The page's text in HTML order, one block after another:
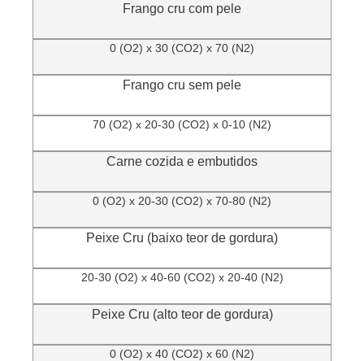
Frango cru com pele
0 (O2) x 30 (CO2) x 70 (N2)
Frango cru sem pele
70 (O2) x 20-30 (CO2) x 0-10 (N2)
Carne cozida e embutidos
0 (O2) x 20-30 (CO2) x 70-80 (N2)
Peixe Cru (baixo teor de gordura)
20-30 (O2) x 40-60 (CO2) x 20-40 (N2)
Peixe Cru (alto teor de gordura)
0 (O2) x 40 (CO2) x 60 (N2)